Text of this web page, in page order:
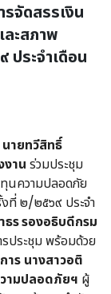
จัดสรรเงิน
ะสภาพ
ประจำเดือน
นายทวีสิทธิ์
าน ร่วมประชุม
นความปลอดภัย
ที่ ๒/๒๕๖๙ ประจำ
ร รองอธิบดีกรม
รประชุม พร้อมด้วย
าร นางสาวอติ
ามปลอดภัยฯ ผู้